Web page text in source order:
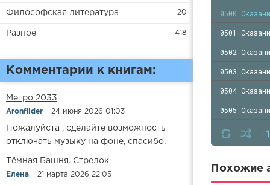
Философская литература 20
Разное 418
Комментарии к книгам:
Метро 2033
Aronfilder 24 июня 2026 01:03
Пожалуйста , сделайте возможность
отключать музыку на фоне, спасибо.
​​Тёмная Башня. Стрелок
Елена 21 марта 2026 22:05
-
0500
0501
0502
0503
0504
0505
0506
0507
0508
Похожие